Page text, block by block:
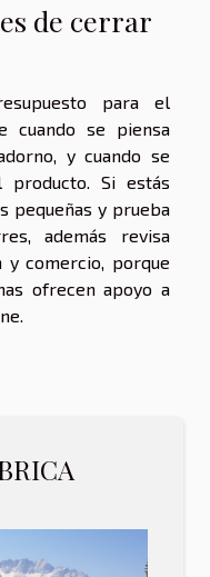
de cerrar
para el
cuando se piensa
y cuando se
Si estás
pequeñas y prueba
además revisa
y comercio, porque
ofrecen apoyo a